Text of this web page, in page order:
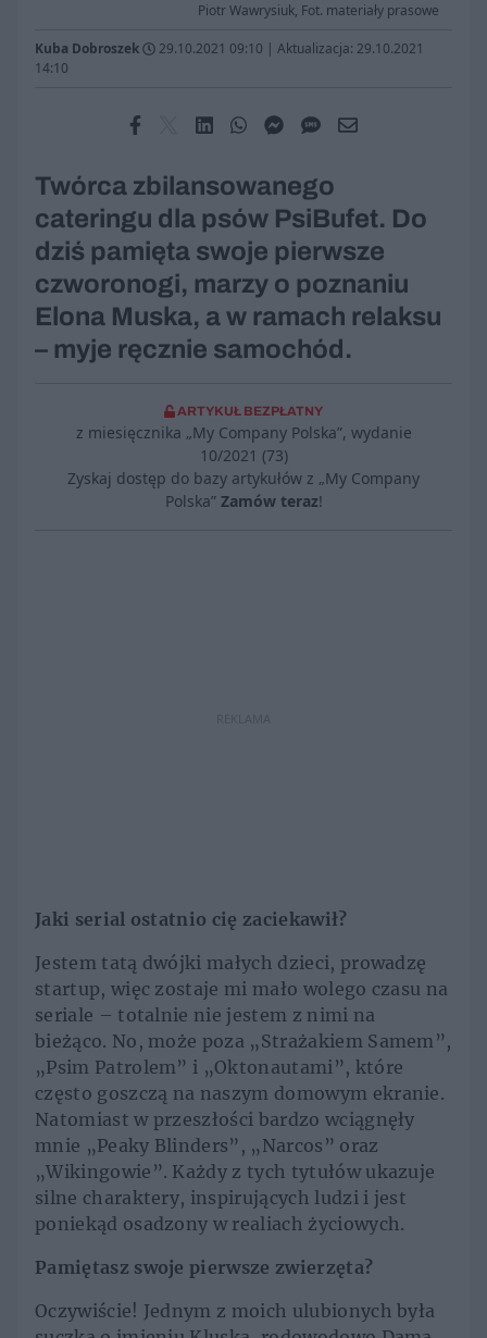
Piotr Wawrysiuk, Fot. materiały prasowe
Kuba Dobroszek 29.10.2021 09:10 | Aktualizacja: 29.10.2021
14:10
Twórca zbilansowanego
cateringu dla psów PsiBufet. Do
dziś pamięta swoje pierwsze
czworonogi, marzy o poznaniu
Elona Muska, a w ramach relaksu
– myje ręcznie samochód.
ARTYKUŁ BEZPŁATNY
z miesięcznika „My Company Polska”, wydanie
10/2021 (73)
Zyskaj dostęp do bazy artykułów z „My Company
Polska” Zamów teraz!
REKLAMA
Jaki serial ostatnio cię zaciekawił?
Jestem tatą dwójki małych dzieci, prowadzę
startup, więc zostaje mi mało wolego czasu na
seriale – totalnie nie jestem z nimi na
bieżąco. No, może poza „Strażakiem Samem”,
„Psim Patrolem” i „Oktonautami”, które
często goszczą na naszym domowym ekranie.
Natomiast w przeszłości bardzo wciągnęły
mnie „Peaky Blinders”, „Narcos” oraz
„Wikingowie”. Każdy z tych tytułów ukazuje
silne charaktery, inspirujących ludzi i jest
poniekąd osadzony w realiach życiowych.
Pamiętasz swoje pierwsze zwierzęta?
Oczywiście! Jednym z moich ulubionych była